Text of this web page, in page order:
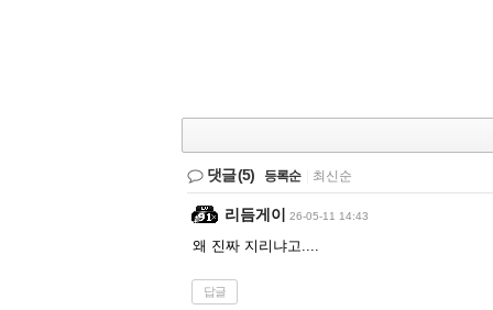
댓글(5) 등록순 최신순
리듬게이 26-05-11 14:43
왜 진짜 지리냐고....
답글